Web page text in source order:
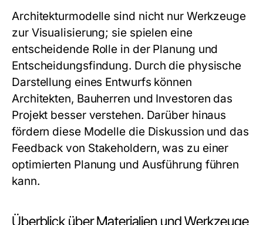
Architekturmodelle sind nicht nur Werkzeuge
zur Visualisierung; sie spielen eine
entscheidende Rolle in der Planung und
Entscheidungsfindung. Durch die physische
Darstellung eines Entwurfs können
Architekten, Bauherren und Investoren das
Projekt besser verstehen. Darüber hinaus
fördern diese Modelle die Diskussion und das
Feedback von Stakeholdern, was zu einer
optimierten Planung und Ausführung führen
kann.
Überblick über Materialien und Werkzeuge